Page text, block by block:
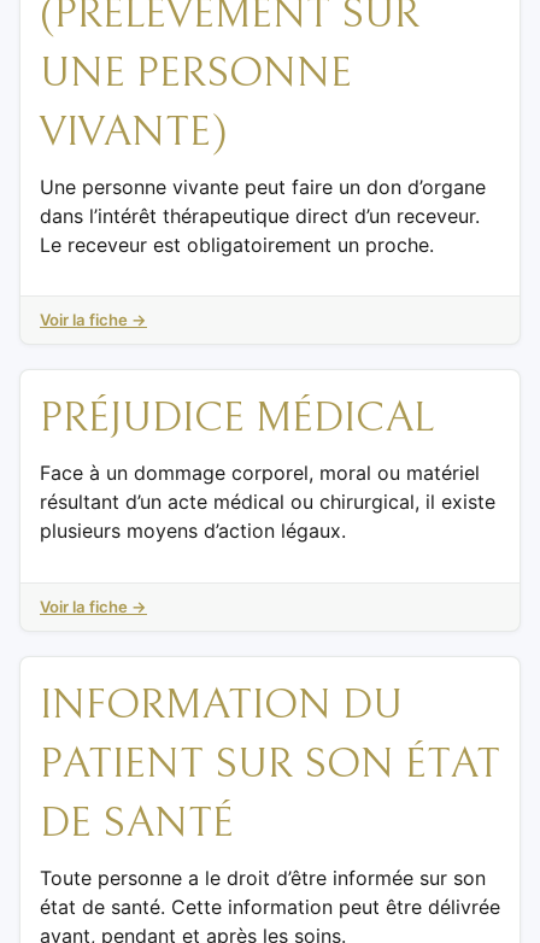
(PRÉLÈVEMENT SUR
UNE PERSONNE
VIVANTE)
Une personne vivante peut faire un don d’organe
dans l’intérêt thérapeutique direct d’un receveur.
Le receveur est obligatoirement un proche.
Voir la fiche →
PRÉJUDICE MÉDICAL
Face à un dommage corporel, moral ou matériel
résultant d’un acte médical ou chirurgical, il existe
plusieurs moyens d’action légaux.
Voir la fiche →
INFORMATION DU
PATIENT SUR SON ÉTAT
DE SANTÉ
Toute personne a le droit d’être informée sur son
état de santé. Cette information peut être délivrée
avant, pendant et après les soins.